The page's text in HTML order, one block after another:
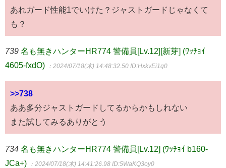
あれガード性能1でいけた？ジャストガードじゃなくて
も？
739 名も無きハンターHR774 警備員[Lv.12][新芽] (ﾜｯﾁｮｲ
4605-fxdO)
：2024/07/18(木) 14:48:32.50 ID:HxkvEi1q0
>>738
ああ多分ジャストガードしてるからかもしれない
また試してみるありがとう
734 名も無きハンターHR774 警備員[Lv.12] (ﾜｯﾁｮｲ b160-
JCa+)
：2024/07/18(木) 14:41:26.98 ID:5WaKQ3oy0